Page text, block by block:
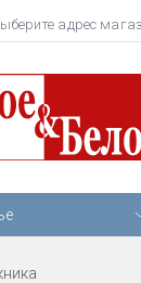
адрес